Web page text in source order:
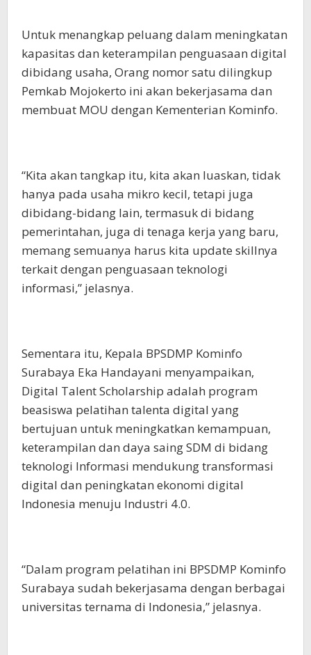
Untuk menangkap peluang dalam meningkatan
kapasitas dan keterampilan penguasaan digital
dibidang usaha, Orang nomor satu dilingkup
Pemkab Mojokerto ini akan bekerjasama dan
membuat MOU dengan Kementerian Kominfo.
“Kita akan tangkap itu, kita akan luaskan, tidak
hanya pada usaha mikro kecil, tetapi juga
dibidang-bidang lain, termasuk di bidang
pemerintahan, juga di tenaga kerja yang baru,
memang semuanya harus kita update skillnya
terkait dengan penguasaan teknologi
informasi,” jelasnya.
Sementara itu, Kepala BPSDMP Kominfo
Surabaya Eka Handayani menyampaikan,
Digital Talent Scholarship adalah program
beasiswa pelatihan talenta digital yang
bertujuan untuk meningkatkan kemampuan,
keterampilan dan daya saing SDM di bidang
teknologi Informasi mendukung transformasi
digital dan peningkatan ekonomi digital
Indonesia menuju Industri 4.0.
“Dalam program pelatihan ini BPSDMP Kominfo
Surabaya sudah bekerjasama dengan berbagai
universitas ternama di Indonesia,” jelasnya.